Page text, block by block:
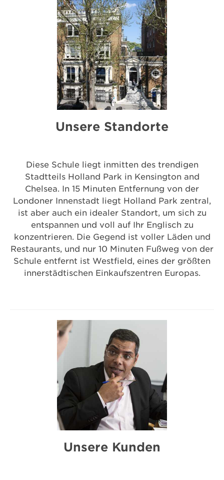
Unsere Standorte
Diese Schule liegt inmitten des trendigen
Stadtteils Holland Park in Kensington and
Chelsea. In 15 Minuten Entfernung von der
Londoner Innenstadt liegt Holland Park zentral,
ist aber auch ein idealer Standort, um sich zu
entspannen und voll auf Ihr Englisch zu
konzentrieren. Die Gegend ist voller Läden und
Restaurants, und nur 10 Minuten Fußweg von der
Schule entfernt ist Westfield, eines der größten
innerstädtischen Einkaufszentren Europas.
Unsere Kunden